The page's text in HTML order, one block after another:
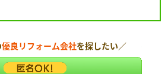
優良リフォーム会社を探したい／